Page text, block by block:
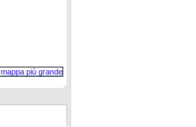
mappa più grande